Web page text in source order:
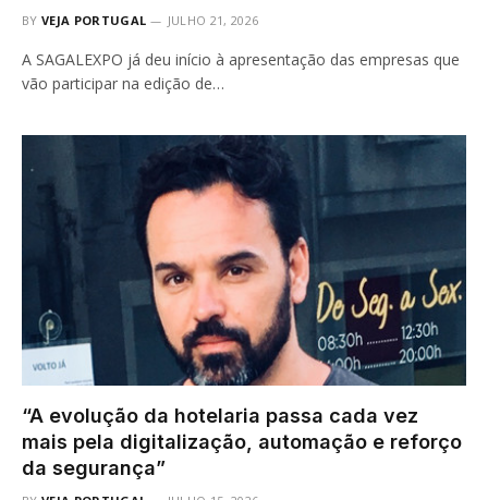
BY VEJA PORTUGAL JULHO 21, 2026
A SAGALEXPO já deu início à apresentação das empresas que
vão participar na edição de…
“A evolução da hotelaria passa cada vez
mais pela digitalização, automação e reforço
da segurança”